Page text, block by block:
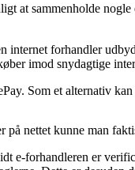
at sammenholde
forhandler
imod snydagtige
Som et alternativ
på nettet kunne man
e-forhandleren er